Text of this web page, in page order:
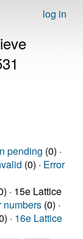
log in
pending (0) ·
(0) · Error
· 15e Lattice
numbers (0) ·
· 16e Lattice